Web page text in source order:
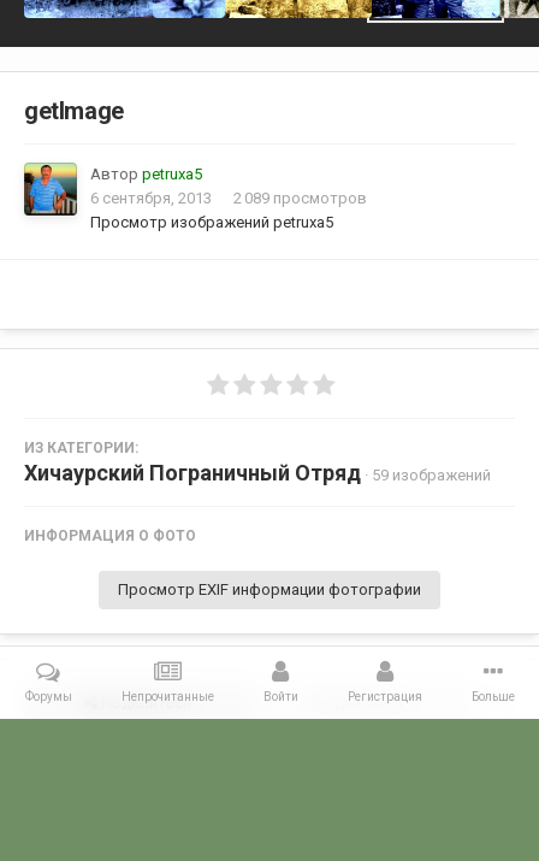
getImage
Автор petruxa5
6 сентября, 2013
2 089 просмотров
Просмотр изображений petruxa5
ИЗ КАТЕГОРИИ:
Хичаурский Пограничный Отряд · 59 изображений
ИНФОРМАЦИЯ О ФОТО
Просмотр EXIF информации фотографии
Поделиться Подписчики 0
Форумы Непрочитанные Войти Регистрация Больше